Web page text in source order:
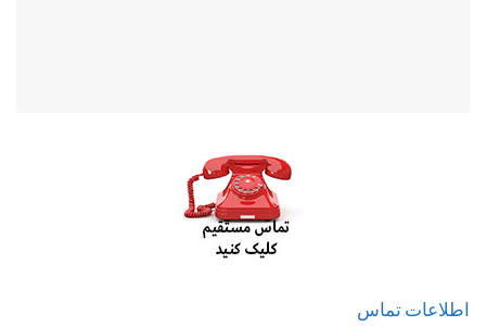
اطلاعات تماس